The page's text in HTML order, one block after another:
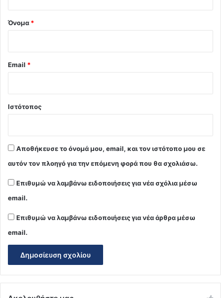
Όνομα *
Email *
Ιστότοπος
Αποθήκευσε το όνομά μου, email, και τον ιστότοπο μου σε
αυτόν τον πλοηγό για την επόμενη φορά που θα σχολιάσω.
Επιθυμώ να λαμβάνω ειδοποιήσεις για νέα σχόλια μέσω
email.
Επιθυμώ να λαμβάνω ειδοποιήσεις για νέα άρθρα μέσω
email.